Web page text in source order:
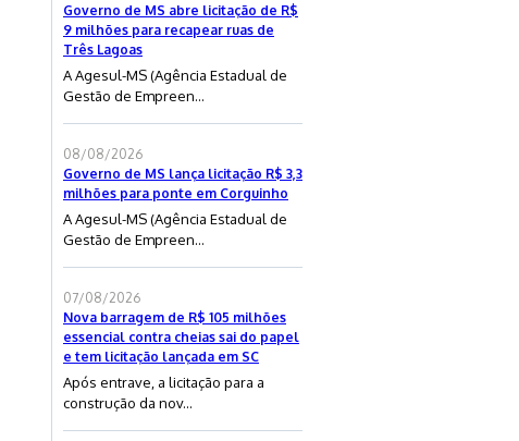
Governo de MS abre licitação de R$
9 milhões para recapear ruas de
Três Lagoas
A Agesul-MS (Agência Estadual de
Gestão de Empreen...
08/08/2026
Governo de MS lança licitação R$ 3,3
milhões para ponte em Corguinho
A Agesul-MS (Agência Estadual de
Gestão de Empreen...
07/08/2026
Nova barragem de R$ 105 milhões
essencial contra cheias sai do papel
e tem licitação lançada em SC
Após entrave, a licitação para a
construção da nov...